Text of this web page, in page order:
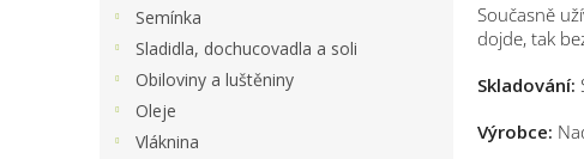
Semínka
Sladidla, dochucovadla a soli
Obiloviny a luštěniny
Oleje
Vláknina
Současně
dojde, tak
Skladování:
Výrobce: